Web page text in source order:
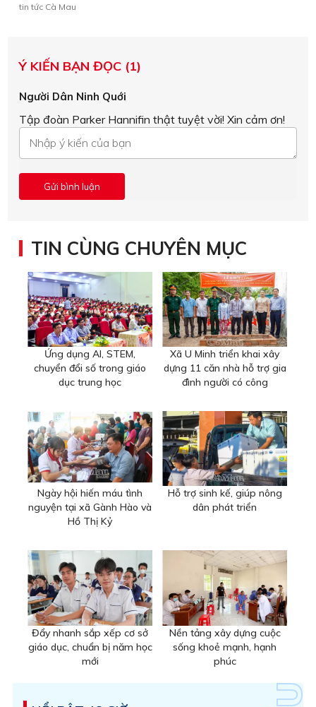
tin tức Cà Mau
Ý KIẾN BẠN ĐỌC (1)
Người Dân Ninh Quới
Tập đoàn Parker Hannifin thật tuyệt vời! Xin cảm ơn!
TIN CÙNG CHUYÊN MỤC
Ứng dụng AI, STEM,
chuyển đổi số trong giáo
dục trung học
Xã U Minh triển khai xây
dựng 11 căn nhà hỗ trợ gia
đình người có công
Ngày hội hiến máu tình
nguyện tại xã Gành Hào và
Hồ Thị Kỷ
Hỗ trợ sinh kế, giúp nông
dân phát triển
Đẩy nhanh sắp xếp cơ sở
giáo dục, chuẩn bị năm học
mới
Nền tảng xây dựng cuộc
sống khoẻ mạnh, hạnh
phúc